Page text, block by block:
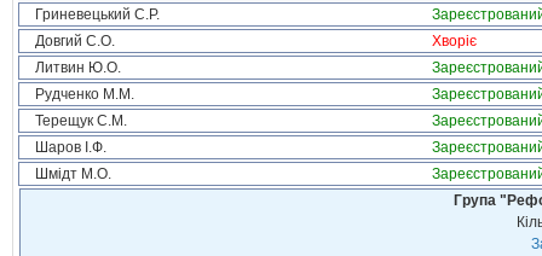
Гриневецький С.Р.
Довгий С.О.
Хворіє
Литвин Ю.О.
Рудченко М.М.
Терещук С.М.
Шаров І.Ф.
Шмідт М.О.
Група